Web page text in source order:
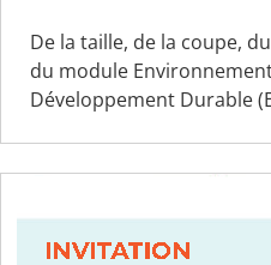
De la taille, de la coupe,
du module
Développement Durable